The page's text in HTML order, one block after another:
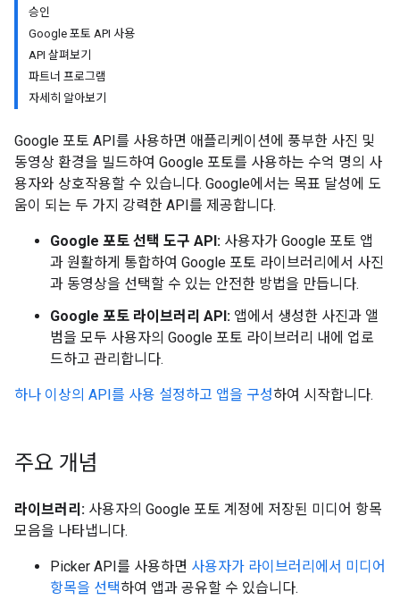
승인
Google 포토 API 사용
API 살펴보기
파트너 프로그램
자세히 알아보기
Google 포토 API를 사용하면 애플리케이션에 풍부한 사진 및
동영상 환경을 빌드하여 Google 포토를 사용하는 수억 명의 사
용자와 상호작용할 수 있습니다. Google에서는 목표 달성에 도
움이 되는 두 가지 강력한 API를 제공합니다.
Google 포토 선택 도구 API: 사용자가 Google 포토 앱
과 원활하게 통합하여 Google 포토 라이브러리에서 사진
과 동영상을 선택할 수 있는 안전한 방법을 만듭니다.
Google 포토 라이브러리 API: 앱에서 생성한 사진과 앨
범을 모두 사용자의 Google 포토 라이브러리 내에 업로
드하고 관리합니다.
하나 이상의 API를 사용 설정하고 앱을 구성하여 시작합니다.
주요 개념
라이브러리: 사용자의 Google 포토 계정에 저장된 미디어 항목
모음을 나타냅니다.
Picker API를 사용하면 사용자가 라이브러리에서 미디어
항목을 선택하여 앱과 공유할 수 있습니다.